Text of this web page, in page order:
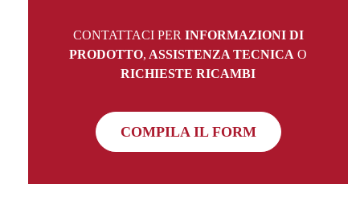
CONTATTACI PER INFORMAZIONI DI
PRODOTTO, ASSISTENZA TECNICA O
RICHIESTE RICAMBI
COMPILA IL FORM